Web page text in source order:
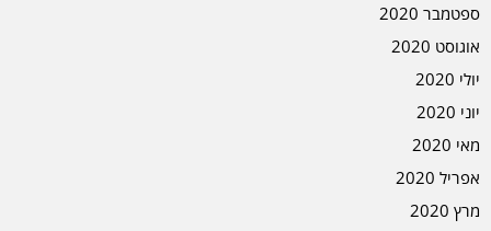
ספטמבר 2020
אוגוסט 2020
יולי 2020
יוני 2020
מאי 2020
אפריל 2020
מרץ 2020